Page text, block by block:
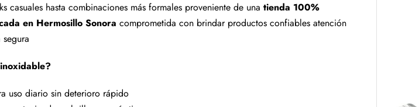
casuales hasta combinaciones más formales proveniente de una tienda 100%
en Hermosillo Sonora comprometida con brindar productos confiables atención
uso diario sin deterioro rápido